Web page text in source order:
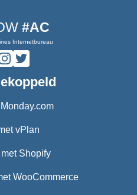
#AC
Internetbureau
vPlan
Shopify
WooCommerce